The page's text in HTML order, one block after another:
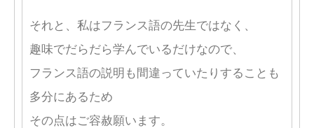
それと、私はフランス語の先生ではなく、
趣味でだらだら学んでいるだけなので、
フランス語の説明も間違っていたりすることも
多分にあるため
その点はご容赦願います。